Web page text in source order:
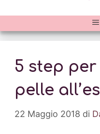
5 step
pelle
22 Maggio 2018 di